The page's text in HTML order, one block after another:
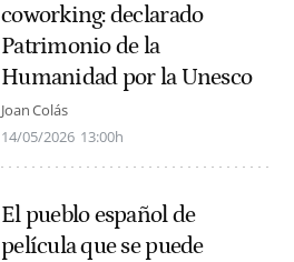
coworking: declarado
Patrimonio de la
Humanidad por la Unesco
Joan Colás
14/05/2026 13:00h
El pueblo español de
película que se puede